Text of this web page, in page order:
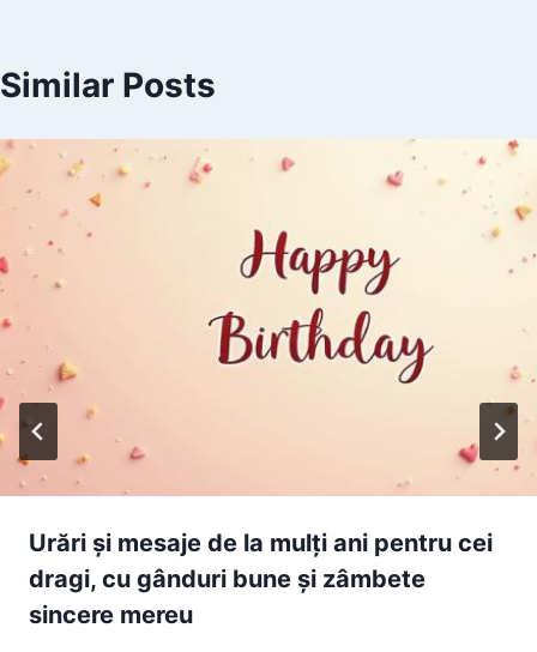
Similar Posts
Urări și mesaje de la mulți ani pentru cei
dragi, cu gânduri bune și zâmbete
sincere mereu